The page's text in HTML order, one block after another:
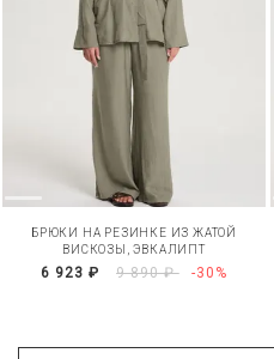
БРЮКИ НА РЕЗИНКЕ ИЗ ЖАТОЙ
ВИСКОЗЫ, ЭВКАЛИПТ
6 923 ₽ 9 890 ₽ -30%